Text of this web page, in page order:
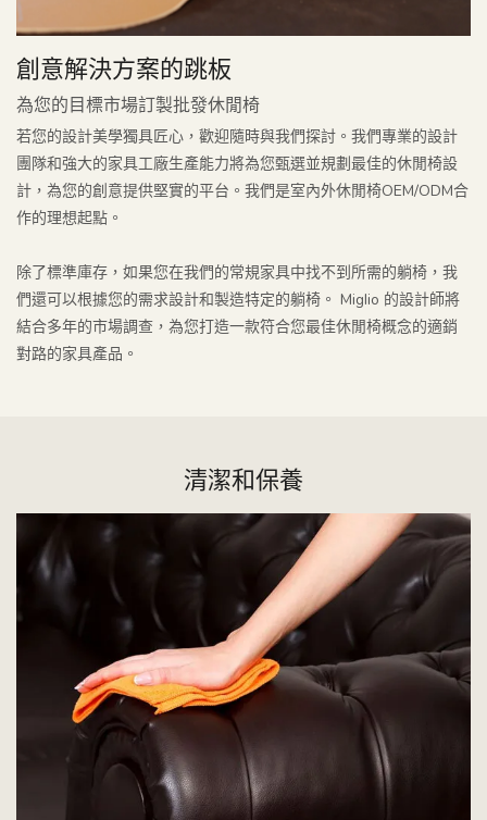
創意解決方案的跳板
為您的目標市場訂製批發休閒椅
若您的設計美學獨具匠心，歡迎隨時與我們探討。我們專業的設計
團隊和強大的家具工廠生產能力將為您甄選並規劃最佳的休閒椅設
計，為您的創意提供堅實的平台。我們是室內外休閒椅OEM/ODM合
作的理想起點。
除了標準庫存，如果您在我們的常規家具中找不到所需的躺椅，我
們還可以根據您的需求設計和製造特定的躺椅。 Miglio 的設計師將
結合多年的市場調查，為您打造一款符合您最佳休閒椅概念的適銷
對路的家具產品。
清潔和保養